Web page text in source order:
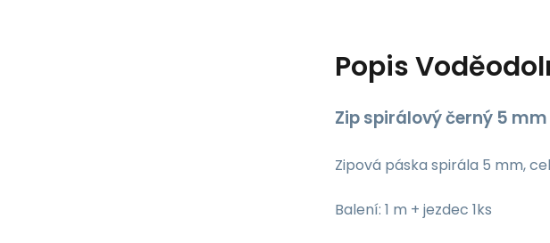
Popis
Zip spirálový černý 5
Zipová páska spirála 5 mm,
Balení: 1 m + jezdec 1ks